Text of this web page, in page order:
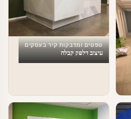
טפטים ומדבקות קיר בעסקים
עיצוב דלפק קבלה